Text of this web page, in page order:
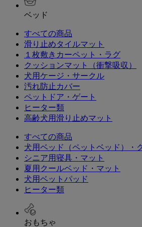
ベッド
すべての商品
滑り止めタイルマット
１枚敷きカーペット・ラグ
クッションマット（衝撃吸収）
犬用ケージ・サークル
汚れ防止カバー
ペットドア・ゲート
ヒーター類
高齢犬用滑り止めマット
すべての商品
犬用ベッド（ペットベッド）・
シニア用寝具・マット
夏用クールベッド・マット
犬用ベットパッド
ヒーター類
おもちゃ